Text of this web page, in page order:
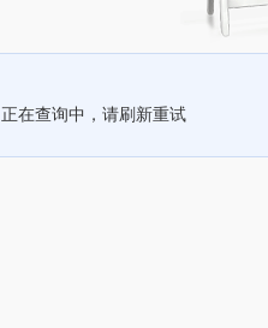
正在查询中，请刷新重试